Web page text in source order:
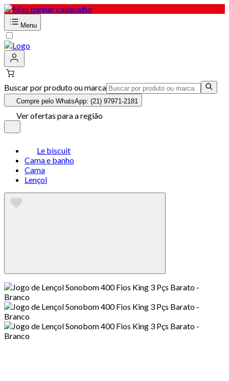
Menu
Buscar por produto ou marca
Compre pelo WhatsApp: (21) 97971-2181
Ver ofertas para a região
Le biscuit
Cama e banho
Cama
Lençol